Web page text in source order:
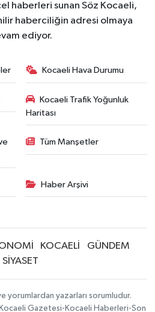
haberleri sunan Söz Kocaeli,
haberciliğin adresi olmaya
ediyor.
Kocaeli Hava Durumu
Kocaeli Trafik Yoğunluk
Haritası
Tüm Manşetler
Haber Arşivi
KOCAELİ
GÜNDEM
SİYASET
yorumlardan yazarları sorumludur.
Gazetesi-Kocaeli Haberleri-Son